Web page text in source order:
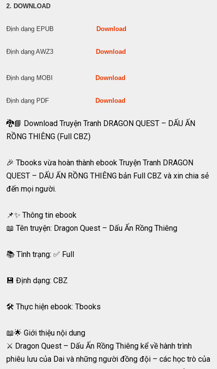
2. DOWNLOAD
Định dạng EPUBDownload
Định dạng AWZ3Download
Định dạng MOBIDownload
Định dạng PDFDownload
🐉📘 Download Truyện Tranh DRAGON QUEST – DẤU ẤN
RỒNG THIÊNG (Full CBZ)
🎉 Tbooks vừa hoàn thành ebook Truyện Tranh DRAGON
QUEST – DẤU ẤN RỒNG THIÊNG bản Full CBZ và xin chia sẻ
đến mọi người.
📌✨ Thông tin ebook
📖 Tên truyện: Dragon Quest – Dấu Ấn Rồng Thiêng
📚 Tình trạng: ✅ Full
💾 Định dạng: CBZ
🛠 Thực hiện ebook: Tbooks
📖🌟 Giới thiệu nội dung
⚔️ Dragon Quest – Dấu Ấn Rồng Thiêng kể về hành trình
phiêu lưu của Dai và những người đồng đội – các học trò của